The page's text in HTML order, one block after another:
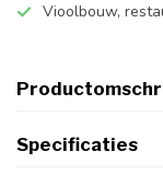
Vioolbouw,
Specificaties